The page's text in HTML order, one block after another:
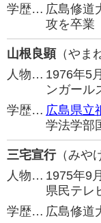
学歴… 広島修道
攻を卒業
山根良顕 （やま
人物… 1976年5
ンガール
学歴… 広島県立
学法学部
三宅宣行（みや
人物… 1975年9
県民テレ
学歴… 広島修道